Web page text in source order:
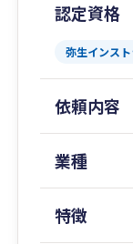
認定資格
弥生インス
依頼内容
業種
特徴